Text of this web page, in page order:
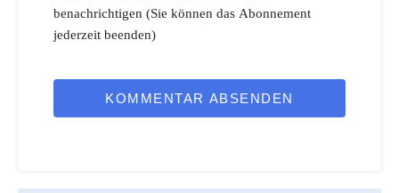
benachrichtigen (Sie können das Abonnement
jederzeit beenden)
KOMMENTAR ABSENDEN